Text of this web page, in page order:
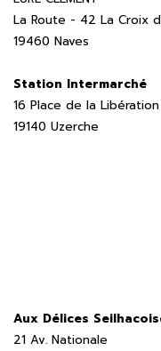
La Route - 42 La Croix
19460 Naves
Station Intermarché
16 Place de la Libération
19140 Uzerche
Aux Délices
21 Av. Nationale